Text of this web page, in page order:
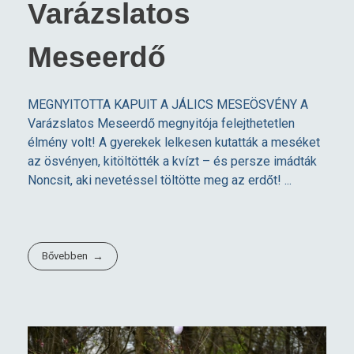
Varázslatos
Meseerdő
MEGNYITOTTA KAPUIT A JÁLICS MESEÖSVÉNY A
Varázslatos Meseerdő megnyitója felejthetetlen
élmény volt! A gyerekek lelkesen kutatták a meséket
az ösvényen, kitöltötték a kvízt – és persze imádták
Noncsit, aki nevetéssel töltötte meg az erdőt! ...
Bővebben